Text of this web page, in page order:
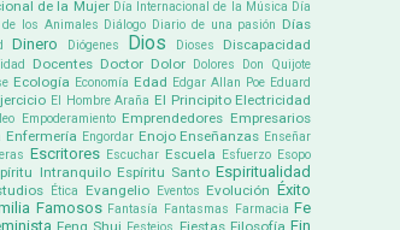
de la Mujer Día Internacional de la Música Día
los Animales Diálogo Diario de una pasión Días
Dinero Diógenes Dios Dioses Discapacidad
Docentes Doctor Dolor Dolores Don Quijote
Ecología Economía Edad Edgar Allan Poe Eduard
El Hombre Araña El Principito Electricidad
Empoderamiento Emprendedores Empresarios
Enfermería Engordar Enojo Enseñanzas Enseñar
Escritores Escuchar Escuela Esfuerzo Esopo
Intranquilo Espíritu Santo Espiritualidad
Ética Evangelio Eventos Evolución Éxito
Famosos Fantasía Fantasmas Farmacia Fe
Fin